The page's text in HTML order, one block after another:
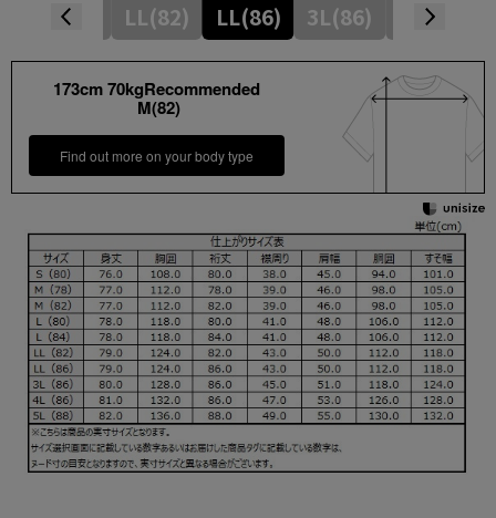
L(80) LL(82) LL(86) 3L(86) 4L(86)
173cm 70kgRecommended
M(82)
Find out more on your body type